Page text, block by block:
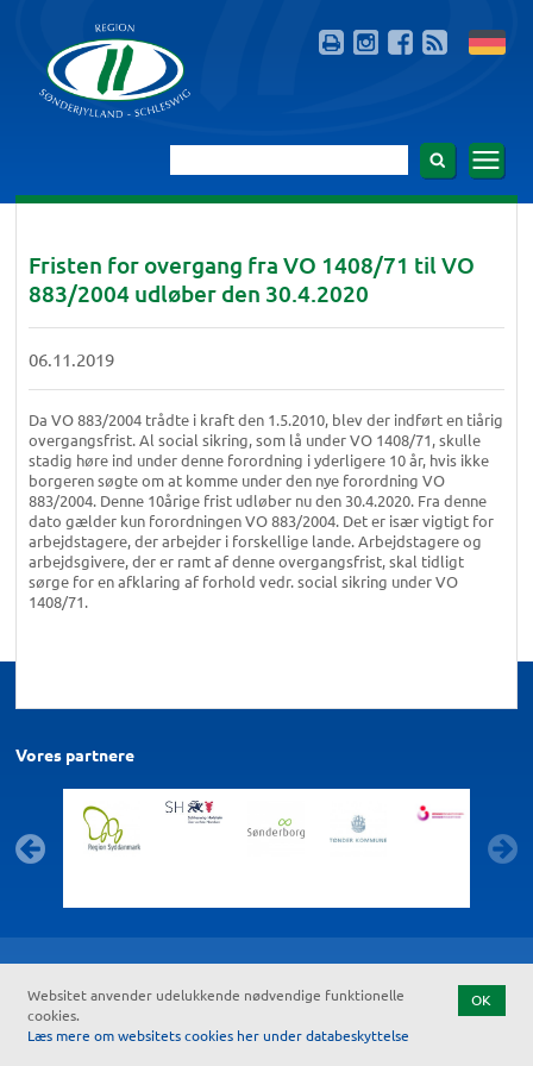
Fristen for overgang fra VO 1408/71 til VO
883/2004 udløber den 30.4.2020
06.11.2019
Da VO 883/2004 trådte i kraft den 1.5.2010, blev der indført en tiårig
overgangsfrist. Al social sikring, som lå under VO 1408/71, skulle
stadig høre ind under denne forordning i yderligere 10 år, hvis ikke
borgeren søgte om at komme under den nye forordning VO
883/2004. Denne 10årige frist udløber nu den 30.4.2020. Fra denne
dato gælder kun forordningen VO 883/2004. Det er især vigtigt for
arbejdstagere, der arbejder i forskellige lande. Arbejdstagere og
arbejdsgivere, der er ramt af denne overgangsfrist, skal tidligt
sørge for en afklaring af forhold vedr. social sikring under VO
1408/71.
Vores partnere
Databeskyttelse
Kolofon Start OK
Websitet anvender udelukkende nødvendige funktionelle
cookies.
Læs mere om websitets cookies her under databeskyttelse